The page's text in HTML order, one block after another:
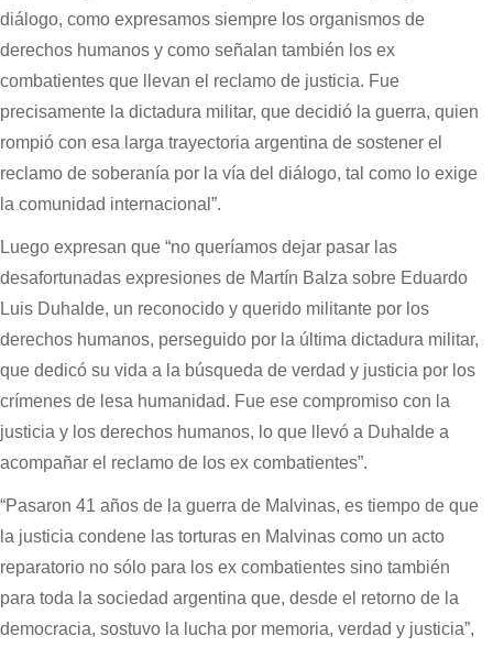
diálogo, como expresamos siempre los organismos de
derechos humanos y como señalan también los ex
combatientes que llevan el reclamo de justicia. Fue
precisamente la dictadura militar, que decidió la guerra, quien
rompió con esa larga trayectoria argentina de sostener el
reclamo de soberanía por la vía del diálogo, tal como lo exige
la comunidad internacional”.
Luego expresan que “no queríamos dejar pasar las
desafortunadas expresiones de Martín Balza sobre Eduardo
Luis Duhalde, un reconocido y querido militante por los
derechos humanos, perseguido por la última dictadura militar,
que dedicó su vida a la búsqueda de verdad y justicia por los
crímenes de lesa humanidad. Fue ese compromiso con la
justicia y los derechos humanos, lo que llevó a Duhalde a
acompañar el reclamo de los ex combatientes”.
“Pasaron 41 años de la guerra de Malvinas, es tiempo de que
la justicia condene las torturas en Malvinas como un acto
reparatorio no sólo para los ex combatientes sino también
para toda la sociedad argentina que, desde el retorno de la
democracia, sostuvo la lucha por memoria, verdad y justicia”,